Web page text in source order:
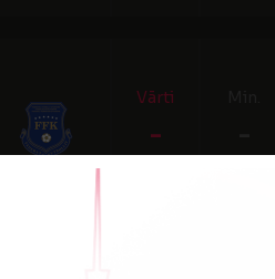
Vārti
-